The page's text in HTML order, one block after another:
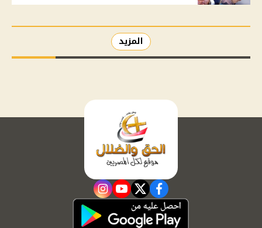
المزيد
facebook
twitter
youtube
instagram